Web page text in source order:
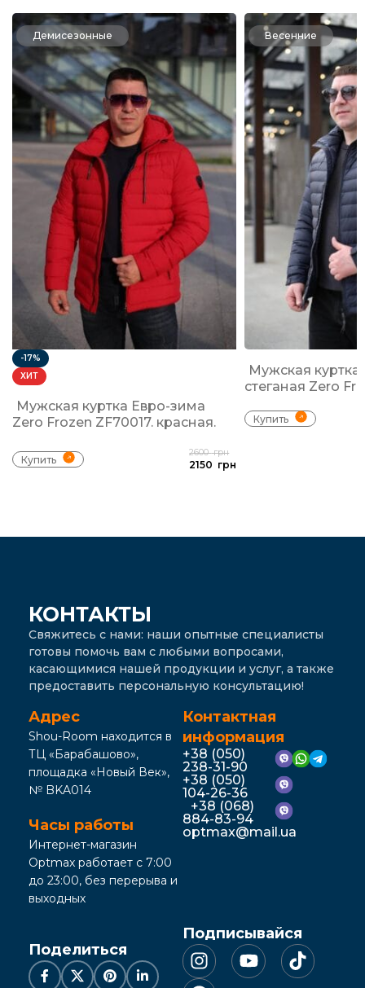
Демисезонные
-17%
ХИТ
Мужская куртка Евро-зима
Zero Frozen ZF70017. красная.
Купить
2600грн
2150 грн
Весенние
Мужская
стеганая Zero
Купить
КОНТАКТЫ
Свяжитесь с нами: наши опытные специалисты
готовы помочь вам с любыми вопросами,
касающимися нашей продукции и услуг, а также
предоставить персональную консультацию!
Адрес
Shou-Room находится в
ТЦ «Барабашово»,
площадка «Новый Век»,
№ BKA014
Часы работы
Интернет-магазин
Optmax работает с 7:00
до 23:00, без перерыва и
выходных
Контактная
информация
+38 (050)
238-31-90
+38 (050)
104-26-36
+38 (068)
884-83-94
optmax@mail.ua
Поделиться
Подписывайся